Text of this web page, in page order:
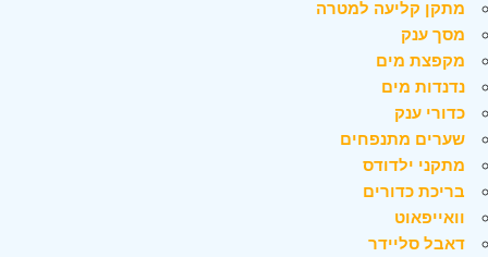
מתקן קליעה למטרה
מסך ענק
מקפצת מים
נדנדות מים
כדורי ענק
שערים מתנפחים
מתקני ילדודס
בריכת כדורים
וואייפאוט
דאבל סליידר